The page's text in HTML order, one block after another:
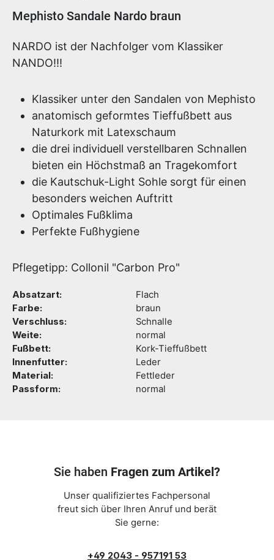
Produktinformationen
Mephisto Sandale Nardo braun
NARDO ist der Nachfolger vom Klassiker
NANDO!!!
Klassiker unter den Sandalen von Mephisto
anatomisch geformtes Tieffußbett aus
Naturkork mit Latexschaum
die drei individuell verstellbaren Schnallen
bieten ein Höchstmaß an Tragekomfort
die Kautschuk-Light Sohle sorgt für einen
besonders weichen Auftritt
Optimales Fußklima
Perfekte Fußhygiene
Pflegetipp: Collonil "Carbon Pro"
Absatzart:
Flach
Farbe:
braun
Verschluss:
Schnalle
Weite:
normal
Fußbett:
Kork-Tieffußbett
Innenfutter:
Leder
Material:
Fettleder
Passform:
normal
Sie haben Fragen zum Artikel?
Unser qualifiziertes Fachpersonal
freut sich über Ihren Anruf und berät
Sie gerne:
+49 2043 - 957191 53